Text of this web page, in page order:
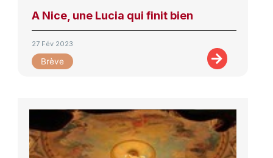
A Nice, une Lucia qui finit bien
27 Fév 2023
Brève